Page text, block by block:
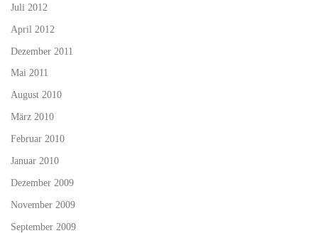
Juli 2012
April 2012
Dezember 2011
Mai 2011
August 2010
März 2010
Februar 2010
Januar 2010
Dezember 2009
November 2009
September 2009